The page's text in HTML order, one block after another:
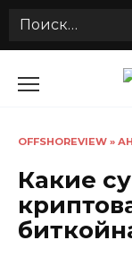
Search
OFFSHOREVIEW »
Какие